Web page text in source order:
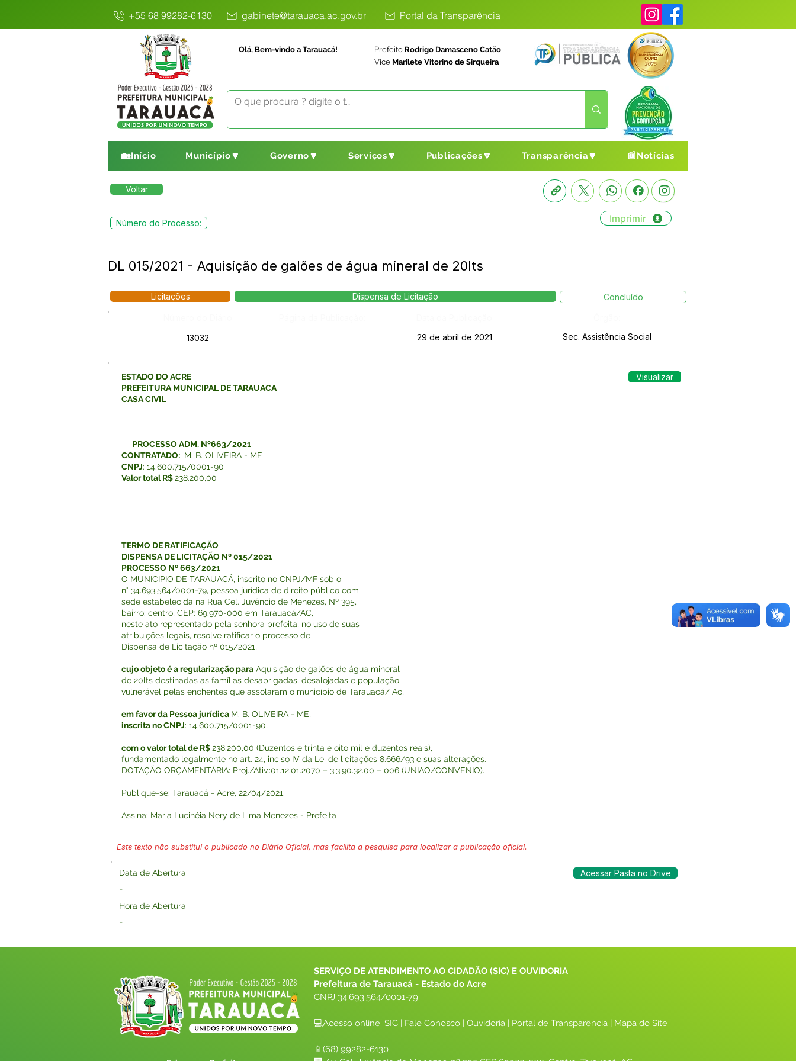
+55 68 99282-6130 gabinete@tarauaca.ac.gov.br Portal da Transparência
Olá, Bem-vindo a Tarauacá! Prefeito Rodrigo Damasceno Catão
Vice Marilete Vitorino de Sirqueira
🏡Início Município🔽 Governo🔽 Serviços🔽 Publicações🔽 Transparência🔽 📰Notícias
Voltar
Número do Processo: Imprimir
DL 015/2021 - Aquisição de galões de água mineral de 20lts
Licitações Dispensa de Licitação Concluído
13032
29 de abril de 2021 Sec. Assistência Social
ESTADO DO ACRE
PREFEITURA MUNICIPAL DE TARAUACA
CASA CIVIL
PROCESSO ADM. Nº663/2021
CONTRATADO: M. B. OLIVEIRA - ME
CNPJ: 14.600.715/0001-90
Valor total R$238.200,00
TERMO DE RATIFICAÇÃO
DISPENSA DE LICITAÇÃO Nº 015/2021
PROCESSO Nº 663/2021
O MUNICIPIO DE TARAUACÁ, inscrito no CNPJ/MF sob o
n° 34.693.564/0001-79, pessoa jurídica de direito público com
sede estabelecida na Rua Cel. Juvêncio de Menezes, Nº 395,
bairro: centro, CEP: 69.970-000 em Tarauacá/AC,
neste ato representado pela senhora prefeita, no uso de suas
atribuições legais, resolve ratificar o processo de
Dispensa de Licitação nº 015/2021,
cujo objeto é a regularização para Aquisição de galões de água mineral
de 20lts destinadas as famílias desabrigadas, desalojadas e população
vulnerável pelas enchentes que assolaram o município de Tarauacá/ Ac,
em favor da Pessoa jurídica M. B. OLIVEIRA - ME,
inscrita no CNPJ: 14.600.715/0001-90,
com o valor total de R$238.200,00 (Duzentos e trinta e oito mil e duzentos reais),
fundamentado legalmente no art. 24, inciso IV da Lei de licitações 8.666/93 e suas alterações.
DOTAÇÃO ORÇAMENTÁRIA: Proj./Ativ.:01.12.01.2070 – 3.3.90.32.00 – 006 (UNIAO/CONVENIO).
Publique-se: Tarauacá - Acre, 22/04/2021.
Assina: Maria Lucinéia Nery de Lima Menezes - Prefeita
Visualizar
Este texto não substitui o publicado no Diário Oficial, mas facilita a pesquisa para localizar a publicação oficial.
Data de Abertura
-
Hora de Abertura
-
Acessar Pasta no Drive
SERVIÇO DE ATENDIMENTO AO CIDADÃO (SIC) E OUVIDORIA
Prefeitura de Tarauacá - Estado do Acre
CNPJ 34.693.564/0001-79
💻Acesso online: SIC | Fale Conosco | Ouvidoria | Portal de Transparência | Mapa do Site
📱(68) 99282-6130